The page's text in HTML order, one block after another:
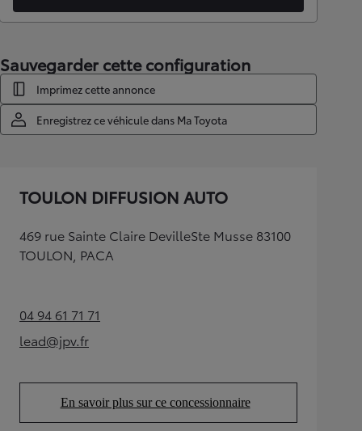
Sauvegarder cette configuration
Imprimez cette annonce
Enregistrez ce véhicule dans Ma Toyota
TOULON DIFFUSION AUTO
469 rue Sainte Claire DevilleSte Musse 83100
TOULON, PACA
04 94 61 71 71(Opens in new tab)
lead@jpv.fr(Opens in new tab)
En savoir plus sur ce concessionnaire
(Opens in new tab)